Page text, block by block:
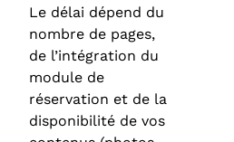
Le délai dépend du
nombre de pages,
de l’intégration du
module de
réservation et de la
disponibilité de vos